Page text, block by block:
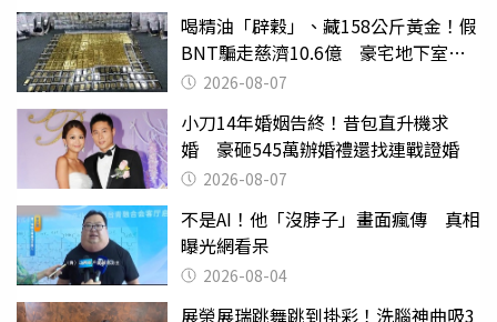
喝精油「辟穀」、藏158公斤黃金！假
BNT騙走慈濟10.6億 豪宅地下室竟
挖出乾鮑金庫
2026-08-07
小刀14年婚姻告終！昔包直升機求
婚 豪砸545萬辦婚禮還找連戰證婚
2026-08-07
不是AI！他「沒脖子」畫面瘋傳 真相
曝光網看呆
2026-08-04
展榮展瑞跳舞跳到掛彩！洗腦神曲吸3